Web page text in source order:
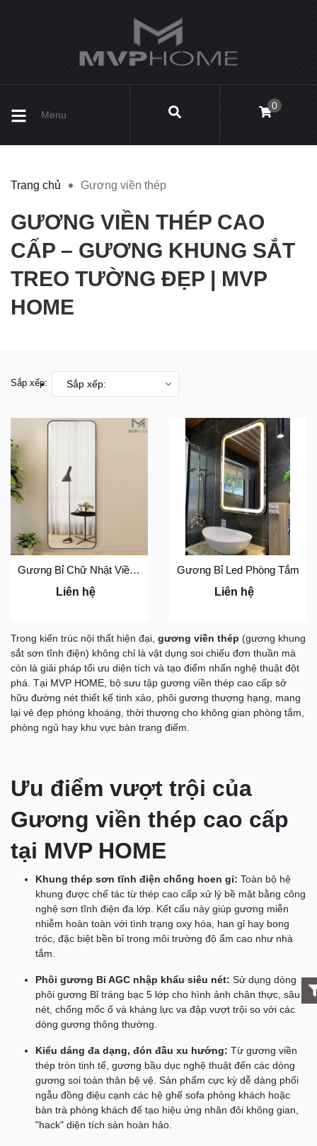
Menu
0
Trang chủ Gương viền thép
GƯƠNG VIỀN THÉP CAO
CẤP – GƯƠNG KHUNG SẮT
TREO TƯỜNG ĐẸP | MVP
HOME
Sắp xếp: Sắp xếp:
Gương Bỉ Chữ Nhật Viền Thép
Liên hệ
Gương Bỉ Led Phòng Tắm
Liên hệ
Trong kiến trúc nội thất hiện đại, gương viền thép (gương khung
sắt sơn tĩnh điện) không chỉ là vật dụng soi chiếu đơn thuần mà
còn là giải pháp tối ưu diện tích và tạo điểm nhấn nghệ thuật đột
phá. Tại MVP HOME , bộ sưu tập gương viền thép cao cấp sở
hữu đường nét thiết kế tinh xảo, phôi gương thượng hạng, mang
lại vẻ đẹp phóng khoáng, thời thượng cho không gian phòng tắm,
phòng ngủ hay khu vực bàn trang điểm.
Ưu điểm vượt trội của
Gương viền thép cao cấp
tại MVP HOME
Khung thép sơn tĩnh điện chống hoen gỉ: Toàn bộ hệ
khung được chế tác từ thép cao cấp xử lý bề mặt bằng công
nghệ sơn tĩnh điện đa lớp. Kết cấu này giúp gương miễn
nhiễm hoàn toàn với tình trạng oxy hóa, han gỉ hay bong
tróc, đặc biệt bền bỉ trong môi trường độ ẩm cao như nhà
tắm.
Phôi gương Bỉ AGC nhập khẩu siêu nét: Sử dụng dòng
phôi gương Bỉ tráng bạc 5 lớp cho hình ảnh chân thực, sâu
nét, chống mốc ố và kháng lực va đập vượt trội so với các
dòng gương thông thường.
Kiểu dáng đa dạng, đón đầu xu hướng: Từ gương viền
thép tròn tinh tế, gương bầu dục nghệ thuật đến các dòng
gương soi toàn thân bệ vệ. Sản phẩm cực kỳ dễ dàng phối
ngẫu đồng điệu cạnh các hệ ghế sofa phòng khách hoặc
bàn trà phòng khách để tạo hiệu ứng nhân đôi không gian,
"hack" diện tích sàn hoàn hảo.